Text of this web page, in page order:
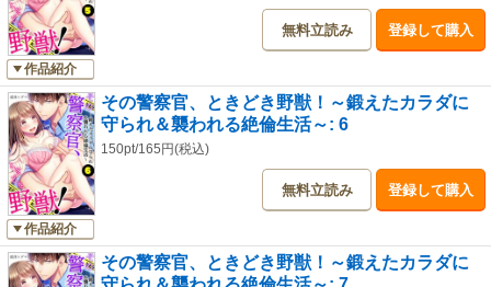
作品紹介
無料立読み 登録して購入
作品紹介
その警察官、ときどき野獣！～鍛えたカラダに
守られ＆襲われる絶倫生活～: 6
150pt/165円(税込)
無料立読み 登録して購入
その警察官、ときどき野獣！～鍛えたカラダに